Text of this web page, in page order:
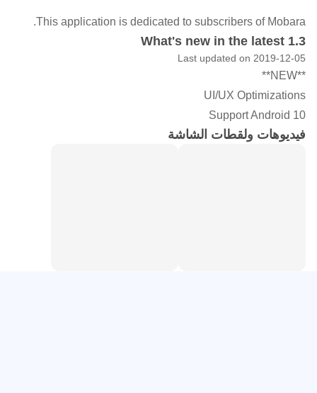
This application is dedicated to subscribers of Mobara.
What's new in the latest 1.3
Last updated on 2019-12-05
**NEW**
UI/UX Optimizations
Support Android 10
فيديوهات ولقطات الشاشة